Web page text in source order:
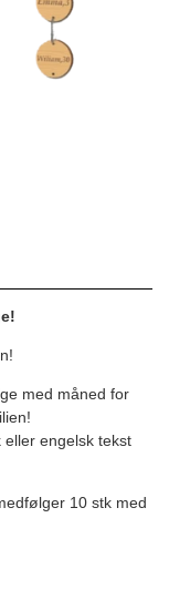
med måned for
eller engelsk tekst
10 stk med
og du vælger selv